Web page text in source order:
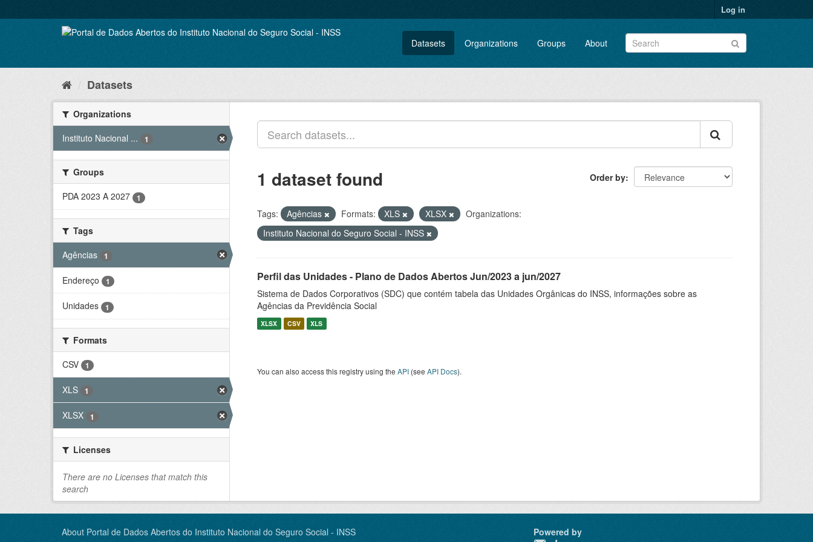
to
Log in
Datasets Organizations Groups About
Datasets
Organizations
Instituto Nacional ...
1
Groups
PDA 2023 A 2027
1
Tags
Agências
1
Endereço 1
Unidades 1
Formats
CSV
1
XLS 1
XLSX 1
Licenses
There are no Licenses that match this
search
Order by
1 dataset found
Tags: Agências Formats: XLS XLSX
Organizations:
Instituto Nacional do Seguro Social - INSS
Perfil das Unidades - Plano de Dados Abertos Jun/2023 a jun/2027
Sistema de Dados Corporativos (SDC) que contém tabela das Unidades Orgânicas do INSS, informações sobre as
Agências da Previdência Social
XLSX CSV XLS
You can also access this registry using the API (see API Docs).
About Portal de Dados Abertos do Instituto Nacional do Seguro Social - INSS
Powered by